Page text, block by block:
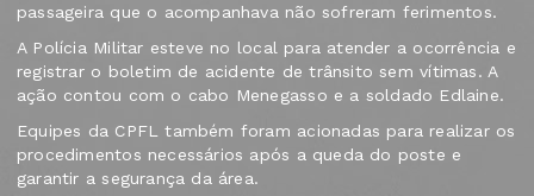
passageira que o acompanhava não sofreram ferimentos.
A Polícia Militar esteve no local para atender a ocorrência e
registrar o boletim de acidente de trânsito sem vítimas. A
ação contou com o cabo Menegasso e a soldado Edlaine.
Equipes da CPFL também foram acionadas para realizar os
procedimentos necessários após a queda do poste e
garantir a segurança da área.